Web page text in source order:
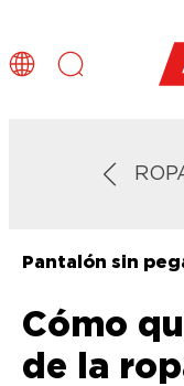
Pantalón sin
Cómo
de la